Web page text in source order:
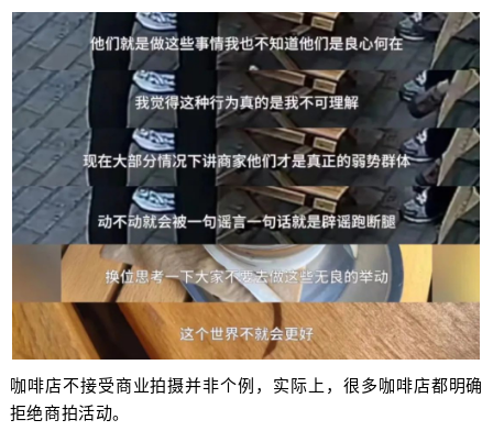
咖啡店不接受商业拍摄并非个例，实际上，很多咖啡店都明确
拒绝商拍活动。